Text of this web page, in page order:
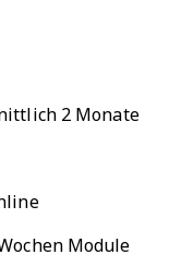
2 Monate
Module